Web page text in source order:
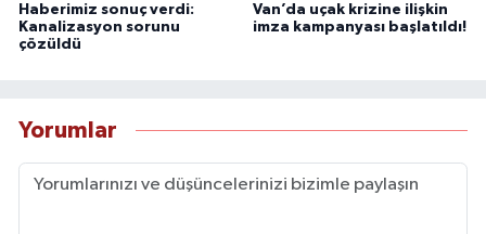
Haberimiz sonuç verdi:
Kanalizasyon sorunu
çözüldü
Van’da uçak krizine ilişkin
imza kampanyası başlatıldı!
Yorumlar